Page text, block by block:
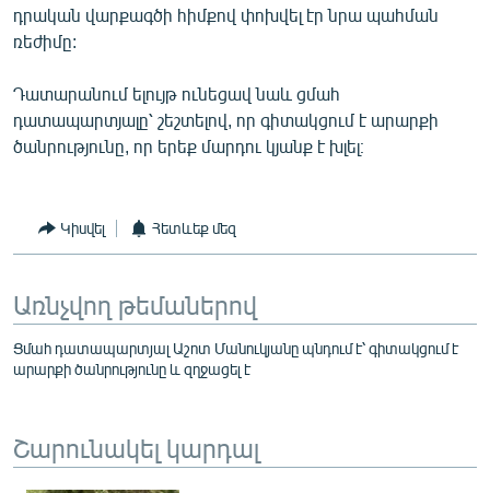
դրական վարքագծի հիմքով փոխվել էր նրա պահման
ռեժիմը:
Դատարանում ելույթ ունեցավ նաև ցմահ
դատապարտյալը՝ շեշտելով, որ գիտակցում է արարքի
ծանրությունը, որ երեք մարդու կյանք է խլել։
Կիսվել Հետևեք մեզ
Առնչվող թեմաներով
Ցմահ դատապարտյալ Աշոտ Մանուկյանը պնդում է՝ գիտակցում է
արարքի ծանրությունը և զղջացել է
Շարունակել կարդալ